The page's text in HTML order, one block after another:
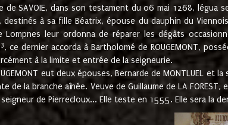
de SAVOIE, dans son testament du 06 mai 1268,
destinés à sa fille Béatrix, épouse du dauphin du
Lompnes leur ordonna de réparer les dégâts
3, ce dernier accorda à Bartholomé de ROUGEMONT,
à la limite et entrée de la seigneurie.
eut deux épouses, Bernarde de MONTLUEL
de la branche aînée. Veuve de Guillaume de LA
de Pierrecloux... Elle teste en 1555. Elle sera la